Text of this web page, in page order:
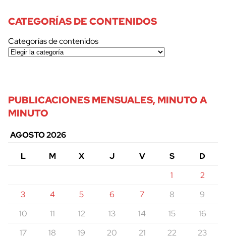
CATEGORÍAS DE CONTENIDOS
Categorías de contenidos
PUBLICACIONES MENSUALES, MINUTO A
MINUTO
AGOSTO 2026
L
M X J V S
D
1
2
3
4 5 6 7 8
9
10
11 12 13 14 15
16
17
18 19 20 21 22
23